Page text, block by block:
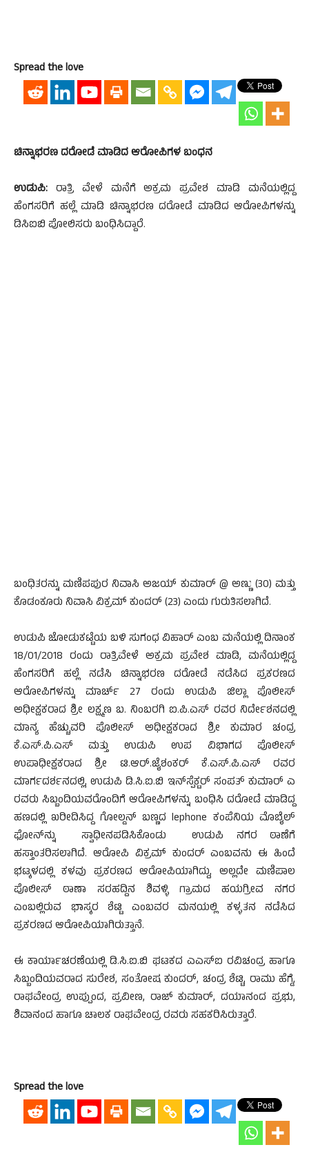
Spread the love
ಚಿನ್ನಾಭರಣ ದರೋಡೆ ಮಾಡಿದ ಆರೋಪಿಗಳ ಬಂಧನ
ಉಡುಪಿ: ರಾತ್ರಿ ವೇಳೆ ಮನೆಗೆ ಅಕ್ರಮ ಪ್ರವೇಶ ಮಾಡಿ ಮನೆಯಲ್ಲಿದ್ದ
ಹೆಂಗಸರಿಗೆ ಹಲ್ಲೆ ಮಾಡಿ ಚಿನ್ನಾಭರಣ ದರೋಡೆ ಮಾಡಿದ ಆರೋಪಿಗಳನ್ನು
ಡಿಸಿಐಬಿ ಪೋಲಿಸರು ಬಂಧಿಸಿದ್ದಾರೆ.
ಬಂಧಿತರನ್ನು ಮಣಿಪಪುರ ನಿವಾಸಿ ಅಜಯ್ ಕುಮಾರ್ @ ಅಣ್ಣು (30) ಮತ್ತು
ಕೊಡಂಕೂರು ನಿವಾಸಿ ವಿಕ್ರಮ್ ಕುಂದರ್ (23) ಎಂದು ಗುರುತಿಸಲಾಗಿದೆ.
ಉಡುಪಿ ಜೋಡುಕಟ್ಟೆಯ ಬಳಿ ಸುಗಂಧ ವಿಹಾರ್ ಎಂಬ ಮನೆಯಲ್ಲಿ ದಿನಾಂಕ
18/01/2018 ರಂದು ರಾತ್ರಿವೇಳೆ ಅಕ್ರಮ ಪ್ರವೇಶ ಮಾಡಿ, ಮನೆಯಲ್ಲಿದ್ದ
ಹೆಂಗಸರಿಗೆ ಹಲ್ಲೆ ನಡೆಸಿ ಚಿನ್ನಾಭರಣ ದರೋಡೆ ನಡೆಸಿದ ಪ್ರಕರಣದ
ಆರೋಪಿಗಳನ್ನು ಮಾರ್ಚ್ 27 ರಂದು ಉಡುಪಿ ಜಿಲ್ಲಾ ಪೊಲೀಸ್
ಅಧೀಕ್ಷಕರಾದ ಶ್ರೀ ಲಕ್ಷ್ಮಣ ಬ. ನಿಂಬರಗಿ ಐ.ಪಿ.ಎಸ್ ರವರ ನಿರ್ದೇಶನದಲ್ಲಿ
ಮಾನ್ಯ ಹೆಚ್ಚುವರಿ ಪೊಲೀಸ್ ಅಧೀಕ್ಷಕರಾದ ಶ್ರೀ ಕುಮಾರ ಚಂದ್ರ
ಕೆ.ಎಸ್.ಪಿ.ಎಸ್ ಮತ್ತು ಉಡುಪಿ ಉಪ ವಿಭಾಗದ ಪೊಲೀಸ್
ಉಪಾಧೀಕ್ಷಕರಾದ ಶ್ರೀ ಟಿ.ಆರ್.ಜೈಶಂಕರ್ ಕೆ.ಎಸ್.ಪಿ.ಎಸ್ ರವರ
ಮಾರ್ಗದರ್ಶನದಲ್ಲಿ, ಉಡುಪಿ ಡಿ.ಸಿ.ಐ.ಬಿ ಇನ್‌ಸ್ಪೆಕ್ಟರ್ ಸಂಪತ್ ಕುಮಾರ್ ಎ
ರವರು ಸಿಬ್ಬಂದಿಯವರೊಂದಿಗೆ ಆರೋಪಿಗಳನ್ನು ಬಂಧಿಸಿ ದರೋಡೆ ಮಾಡಿದ್ದ
ಹಣದಲ್ಲಿ ಖರೀದಿಸಿದ್ದ ಗೋಲ್ಡನ್ ಬಣ್ಣದ lephone ಕಂಪೆನಿಯ ಮೊಬೈಲ್
ಫೋನ್‌ನ್ನು ಸ್ವಾಧೀನಪಡಿಸಿಕೊಂಡು ಉಡುಪಿ ನಗರ ಠಾಣೆಗೆ
ಹಸ್ತಾಂತರಿಸಲಾಗಿದೆ. ಆರೋಪಿ ವಿಕ್ರಮ್ ಕುಂದರ್ ಎಂಬವನು ಈ ಹಿಂದೆ
ಭಟ್ಕಳದಲ್ಲಿ ಕಳವು ಪ್ರಕರಣದ ಆರೋಪಿಯಾಗಿದ್ದು, ಅಲ್ಲದೇ ಮಣಿಪಾಲ
ಪೊಲೀಸ್ ಠಾಣಾ ಸರಹದ್ದಿನ ಶಿವಳ್ಳಿ ಗ್ರಾಮದ ಹಯಗ್ರೀವ ನಗರ
ಎಂಬಲ್ಲಿರುವ ಭಾಸ್ಕರ ಶೆಟ್ಟಿ ಎಂಬವರ ಮನಯಲ್ಲಿ ಕಳ್ಳತನ ನಡೆಸಿದ
ಪ್ರಕರಣದ ಆರೋಪಿಯಾಗಿರುತ್ತಾನೆ.
ಈ ಕಾರ್ಯಾಚರಣೆಯಲ್ಲಿ ಡಿ.ಸಿ.ಐ.ಬಿ ಘಟಕದ ಎಎಸ್‌ಐ ರವಿಚಂದ್ರ ಹಾಗೂ
ಸಿಬ್ಬಂದಿಯವರಾದ ಸುರೇಶ, ಸಂತೋಷ ಕುಂದರ್, ಚಂದ್ರ ಶೆಟ್ಟಿ, ರಾಮು ಹೆಗ್ಡೆ,
ರಾಘವೇಂದ್ರ ಉಪ್ಪುಂದ, ಪ್ರವೀಣ, ರಾಜ್ ಕುಮಾರ್, ದಯಾನಂದ ಪ್ರಭು,
ಶಿವಾನಂದ ಹಾಗೂ ಚಾಲಕ ರಾಘವೇಂದ್ರ ರವರು ಸಹಕರಿಸಿರುತ್ತಾರೆ.
Spread the love